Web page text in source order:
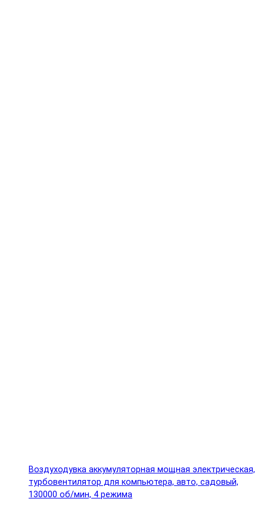
Воздуходувка аккумуляторная мощная электрическая,
турбовентилятор для компьютера, авто, садовый,
130000 об/мин, 4 режима